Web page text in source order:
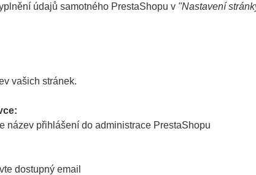
údajů samotného PrestaShopu v "Nastavení
vašich stránek.
název přihlášení do administrace PrestaShopu
dostupný email